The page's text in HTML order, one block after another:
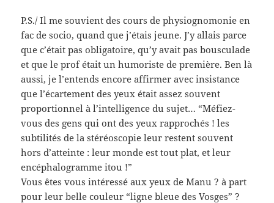
P.S./ Il me souvient des cours de physiognomonie en
fac de socio, quand que j’étais jeune. J’y allais parce
que c’était pas obligatoire, qu’y avait pas bousculade
et que le prof était un humoriste de première. Ben là
aussi, je l’entends encore affirmer avec insistance
que l’écartement des yeux était assez souvent
proportionnel à l’intelligence du sujet… “Méfiez-
vous des gens qui ont des yeux rapprochés ! les
subtilités de la stéréoscopie leur restent souvent
hors d’atteinte : leur monde est tout plat, et leur
encéphalogramme itou !”
Vous êtes vous intéressé aux yeux de Manu ? à part
pour leur belle couleur “ligne bleue des Vosges” ?